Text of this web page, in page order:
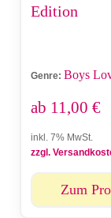
Edition
Genre: Boys
ab 11,00 €
inkl. 7% MwSt.
zzgl.
Zum